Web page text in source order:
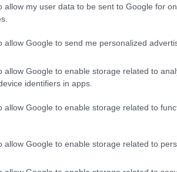
allow my user data to be sent to Google for
allow Google to send me personalized
allow Google to enable storage related to
identifiers in apps.
allow Google to enable storage related to
allow Google to enable storage related to